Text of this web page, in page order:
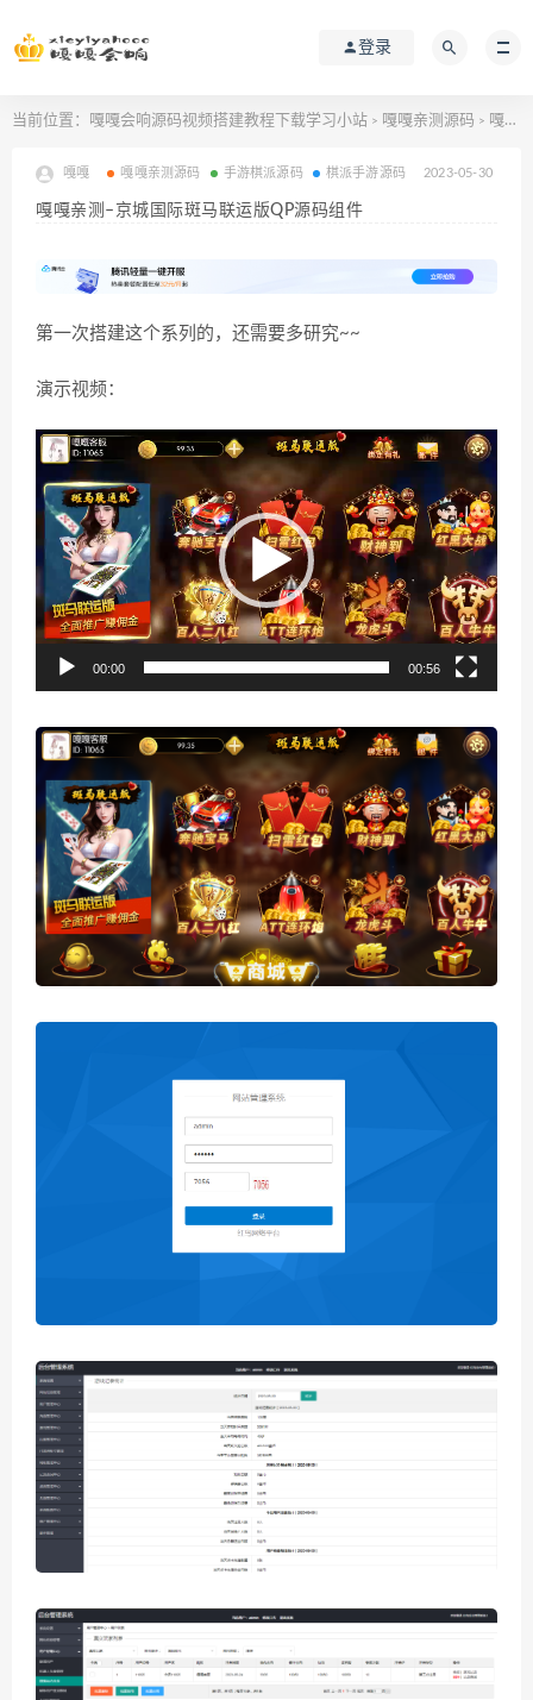
登录
当前位置： 嘎嘎会响源码视频搭建教程下载学习小站 > 嘎嘎亲测源码 > 嘎嘎亲测–京城国际斑马联运版QP源码组件
嘎嘎 嘎嘎亲测源码 手游棋派源码 棋派手游源码 2023-05-30
嘎嘎亲测–京城国际斑马联运版QP源码组件
第一次搭建这个系列的，还需要多研究~~
演示视频：
视
播
器
00:00 00:56